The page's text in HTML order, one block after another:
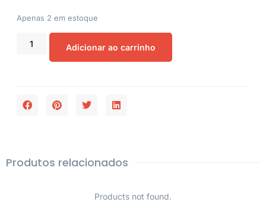
Apenas 2 em estoque
Adicionar ao carrinho
Produtos relacionados
Products not found.